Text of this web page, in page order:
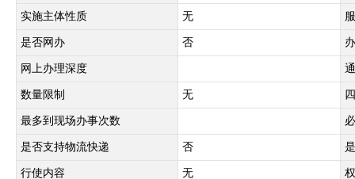
实施主体性质 无
是否网办 否
网上办理深度
数量限制 无
最多到现场办事次数
是否支持物流快递 否
行使内容 无